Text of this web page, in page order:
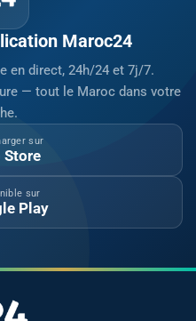
Maroc24
en direct, 24h/24 et 7j/7.
— tout le Maroc dans votre
sur
Store
sur
Play